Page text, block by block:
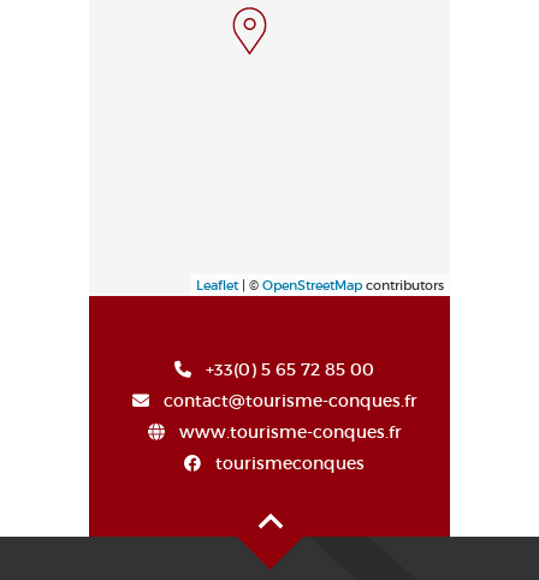
Leaflet| © OpenStreetMap contributors
+33(0) 5 65 72 85 00
contact@tourisme-conques.fr
www.tourisme-conques.fr
tourismeconques